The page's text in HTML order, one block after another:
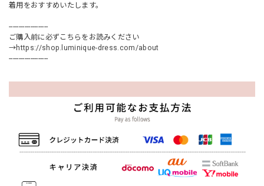
着用をおすすめいたします。
--------------------
ご購入前に必ずこちらをお読みください
→https://shop.luminique-dress.com/about
--------------------